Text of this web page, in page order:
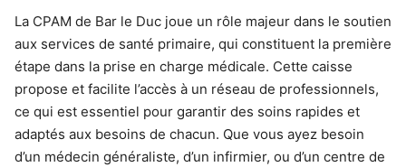
La CPAM de Bar le Duc joue un rôle majeur dans le soutien
aux services de santé primaire, qui constituent la première
étape dans la prise en charge médicale. Cette caisse
propose et facilite l’accès à un réseau de professionnels,
ce qui est essentiel pour garantir des soins rapides et
adaptés aux besoins de chacun. Que vous ayez besoin
d’un médecin généraliste, d’un infirmier, ou d’un centre de